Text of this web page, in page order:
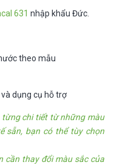
631 nhập khẩu Đức.
theo mẫu
dụng cụ hỗ trợ
chi tiết từ những màu
sẵn, bạn có thể tùy chọn
cần thay đổi màu sắc của